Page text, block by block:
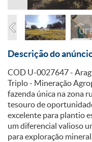
Descrição do
COD U-0027647 -
Triplo - Mineração
fazenda única na zona
tesouro de
excelente para plantio
um diferencial valioso
para exploração